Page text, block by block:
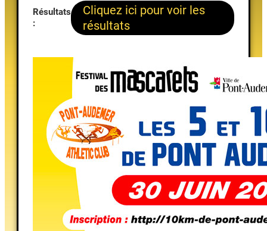
Résultats
:
Cliquez ici pour voir les
résultats